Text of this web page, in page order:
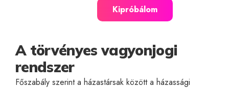
Kipróbálom
A törvényes vagyonjogi
rendszer
Főszabály szerint a házastársak között a házassági